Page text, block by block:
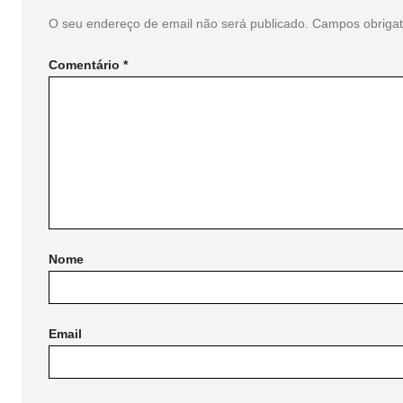
O seu endereço de email não será publicado. Campos
Comentário *
Nome
Email